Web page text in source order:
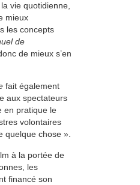
vie quotidienne,
mieux
les concepts
de
de mieux s’en
fait également
aux spectateurs
en pratique le
volontaires
quelque chose ».
à la portée de
les
financé son